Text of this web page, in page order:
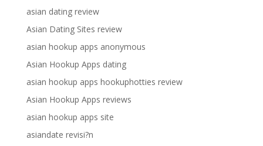
asian dating review
Asian Dating Sites review
asian hookup apps anonymous
Asian Hookup Apps dating
asian hookup apps hookuphotties review
Asian Hookup Apps reviews
asian hookup apps site
asiandate revisi?n